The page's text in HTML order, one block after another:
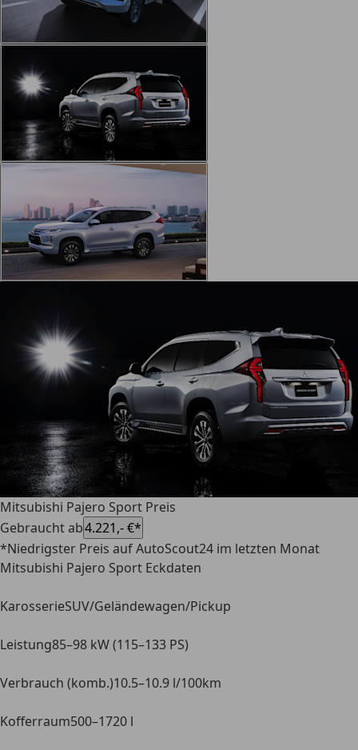
Mitsubishi Pajero Sport Preis
Gebraucht ab4.221,- €*
*Niedrigster Preis auf AutoScout24 im letzten Monat
Mitsubishi Pajero Sport Eckdaten
KarosserieSUV/Geländewagen/Pickup
Leistung85–98 kW (115–133 PS)
Verbrauch (komb.)10.5–10.9 l/100km
Kofferraum500–1720 l